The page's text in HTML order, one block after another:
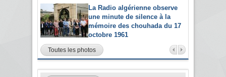
La Radio algérienne observe
une minute de silence à la
mémoire des chouhada du 17
octobre 1961
Toutes les photos